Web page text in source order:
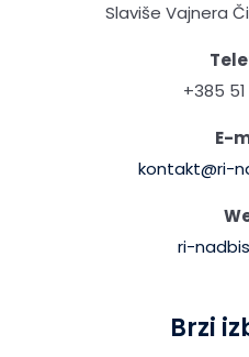
Slaviše Vajnera
+385
E-
kontakt@ri-
ri-
Brzi